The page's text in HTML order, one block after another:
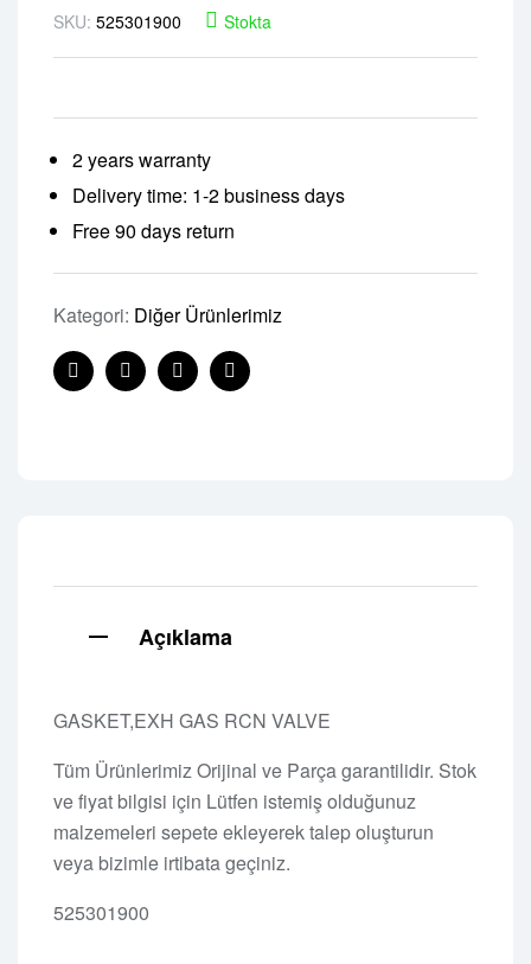
SKU: 525301900 Stokta
2 years warranty
Delivery time: 1-2 business days
Free 90 days return
Kategori: Diğer Ürünlerimiz
FacebookTwitterLinkedinPinterest
Açıklama
GASKET,EXH GAS RCN VALVE
Tüm Ürünlerimiz Orijinal ve Parça garantilidir. Stok
ve fiyat bilgisi için Lütfen istemiş olduğunuz
malzemeleri sepete ekleyerek talep oluşturun
veya bizimle irtibata geçiniz.
525301900